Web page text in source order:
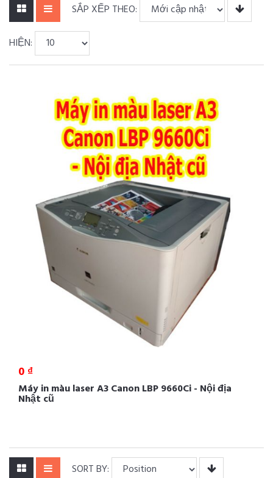
SẮP XẾP THEO:
HIỆN:
0 ₫
Máy in màu laser A3 Canon LBP 9660Ci - Nội địa
Nhật cũ
SORT BY: